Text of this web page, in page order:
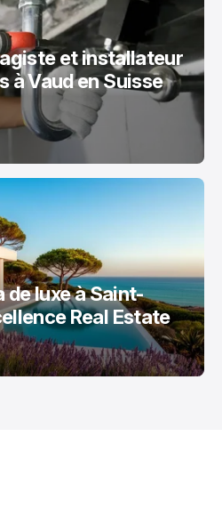
et installateur
à Vaud en Suisse
luxe à Saint-
Real Estate